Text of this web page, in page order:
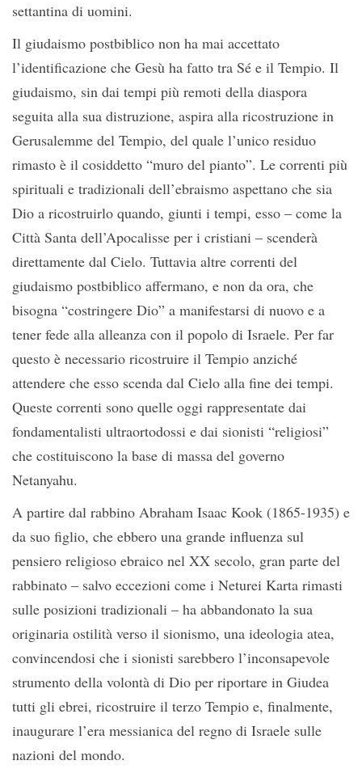
settantina di uomini.
Il giudaismo postbiblico non ha mai accettato
l’identificazione che Gesù ha fatto tra Sé e il Tempio. Il
giudaismo, sin dai tempi più remoti della diaspora
seguita alla sua distruzione, aspira alla ricostruzione in
Gerusalemme del Tempio, del quale l’unico residuo
rimasto è il cosiddetto “muro del pianto”. Le correnti più
spirituali e tradizionali dell’ebraismo aspettano che sia
Dio a ricostruirlo quando, giunti i tempi, esso – come la
Città Santa dell’Apocalisse per i cristiani – scenderà
direttamente dal Cielo. Tuttavia altre correnti del
giudaismo postbiblico affermano, e non da ora, che
bisogna “costringere Dio” a manifestarsi di nuovo e a
tener fede alla alleanza con il popolo di Israele. Per far
questo è necessario ricostruire il Tempio anziché
attendere che esso scenda dal Cielo alla fine dei tempi.
Queste correnti sono quelle oggi rappresentate dai
fondamentalisti ultraortodossi e dai sionisti “religiosi”
che costituiscono la base di massa del governo
Netanyahu.
A partire dal rabbino Abraham Isaac Kook (1865-1935) e
da suo figlio, che ebbero una grande influenza sul
pensiero religioso ebraico nel XX secolo, gran parte del
rabbinato – salvo eccezioni come i Neturei Karta rimasti
sulle posizioni tradizionali – ha abbandonato la sua
originaria ostilità verso il sionismo, una ideologia atea,
convincendosi che i sionisti sarebbero l’inconsapevole
strumento della volontà di Dio per riportare in Giudea
tutti gli ebrei, ricostruire il terzo Tempio e, finalmente,
inaugurare l’era messianica del regno di Israele sulle
nazioni del mondo.